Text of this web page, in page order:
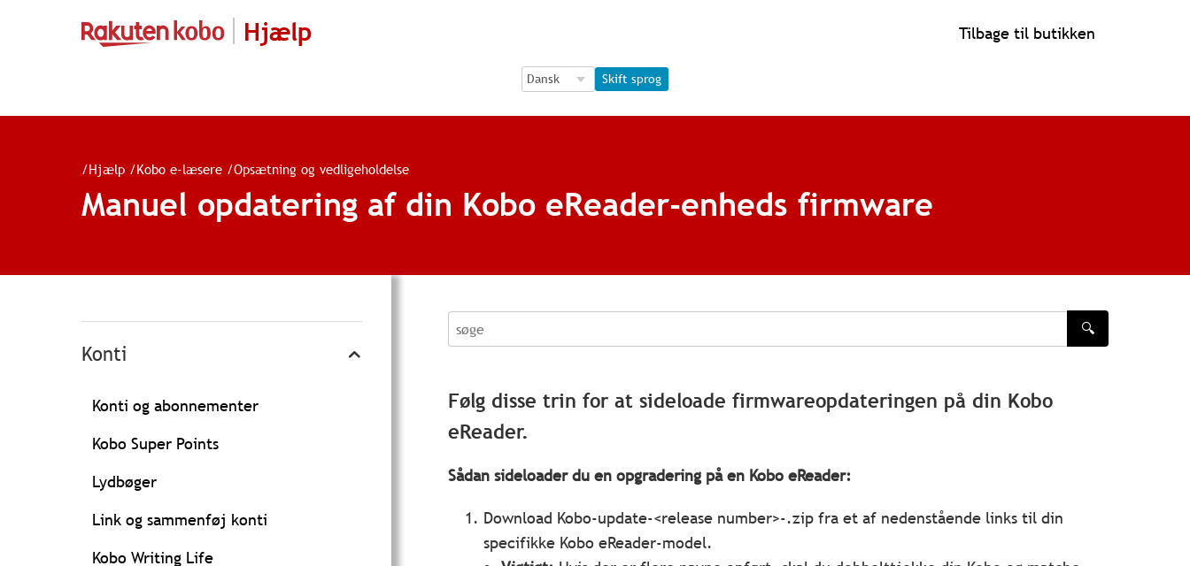
Hjælp Tilbage til butikken
Language Selection
Language Selection
Skift sprog
/Hjælp /Kobo e-læsere /Opsætning og vedligeholdelse
Manuel opdatering af din Kobo eReader-enheds firmware
Konti
Konti og abonnementer
Kobo Super Points
Lydbøger
Link og sammenføj konti
Kobo Writing Life
søge
🔍
Følg disse trin for at sideloade firmwareopdateringen på din Kobo
eReader.
Sådan sideloader du en opgradering på en Kobo eReader:
Download Kobo-update-<release number>-.zip fra et af nedenstående links til din
specifikke Kobo eReader-model.